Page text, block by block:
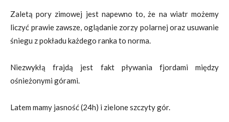
Zaletą pory zimowej jest napewno to, że na wiatr możemy
liczyć prawie zawsze, oglądanie zorzy polarnej oraz usuwanie
śniegu z pokładu każdego ranka to norma.
Niezwykłą frajdą jest fakt pływania fjordami między
ośnieżonymi górami.
Latem mamy jasność (24h) i zielone szczyty gór.